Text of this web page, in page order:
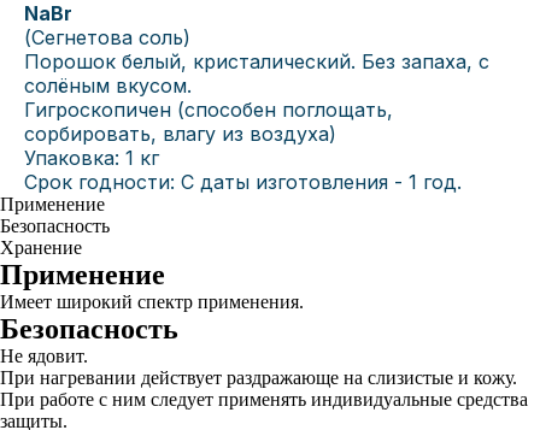
NaBr
(Сегнетова соль)
Порошок белый, кристалический. Без запаха, с
солёным вкусом.
Гигроскопичен (способен поглощать,
сорбировать, влагу из воздуха)
Упаковка: 1 кг
Срок годности: С даты изготовления - 1 год.
Применение
Безопасность
Хранение
Применение
Имеет широкий спектр применения.
Безопасность
Не ядовит.
При нагревании действует раздражающе на слизистые и кожу.
При работе с ним следует применять индивидуальные средства
защиты.